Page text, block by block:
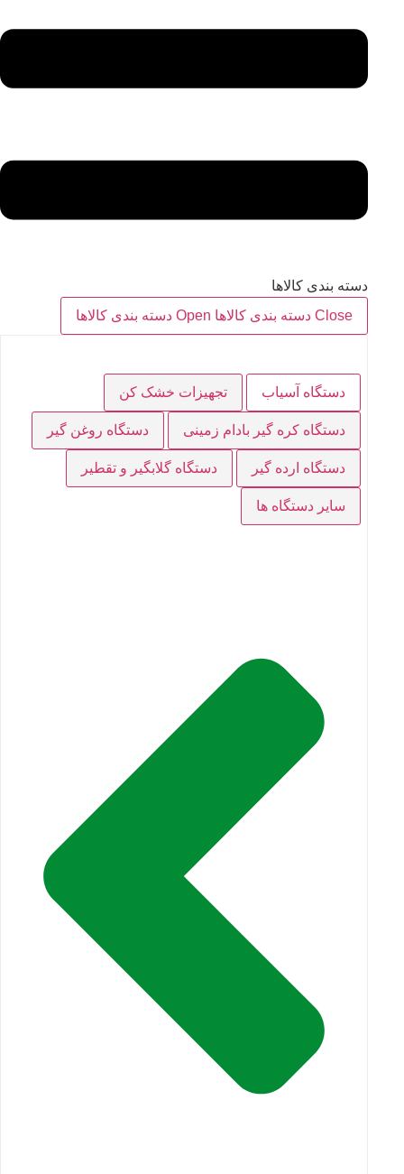
دسته بندی کالاها
Close دسته بندی کالاها
Open دسته بندی کالاها
دستگاه آسیاب تجهیزات خشک کن
دستگاه کره گیر بادام زمینی دستگاه روغن گیر
دستگاه ارده گیر دستگاه گلابگیر و تقطیر
سایر دستگاه ها